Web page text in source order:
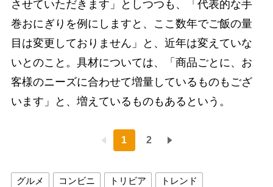
させていただきます」としつつも、「代表的な手
巻おにぎりを例にしますと、ここ数年でご飯の量
目は変更しておりません」と、近年は変えていな
いとのこと。具材については、「商品ごとに、お
客様のニーズに合わせて増量しているものもござ
います」と、増えているものもあるという。
1 2
グルメ コンビニ トリビア トレンド